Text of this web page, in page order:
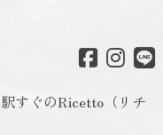
すぐのRicetto（リチ